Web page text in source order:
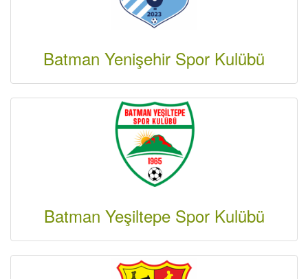
Batman Yenişehir Spor Kulübü
Batman Yeşiltepe Spor Kulübü